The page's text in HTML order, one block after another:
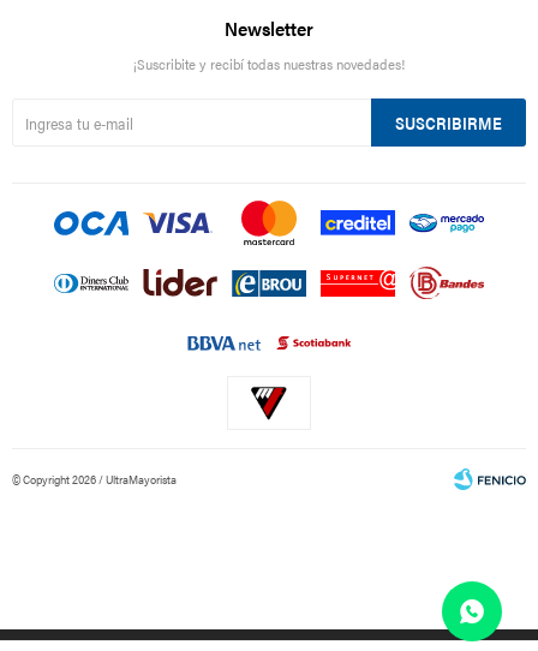
Newsletter
¡Suscribite y recibí todas nuestras novedades!
SUSCRIBIRME
© Copyright 2026 / UltraMayorista
Fenicio